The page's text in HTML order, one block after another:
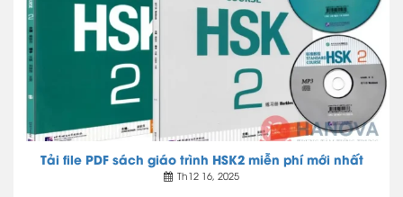
Tải file PDF sách giáo trình HSK2 miễn phí mới nhất
Th12 16, 2025